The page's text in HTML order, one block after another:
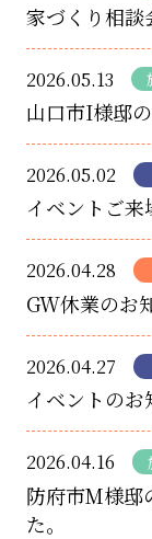
家づくり相談
2026.05.13
山口市I様邸
2026.05.02
イベントご来
2026.04.28
GW休業のお
2026.04.27
イベントのお
2026.04.16
防府市M様邸
た。